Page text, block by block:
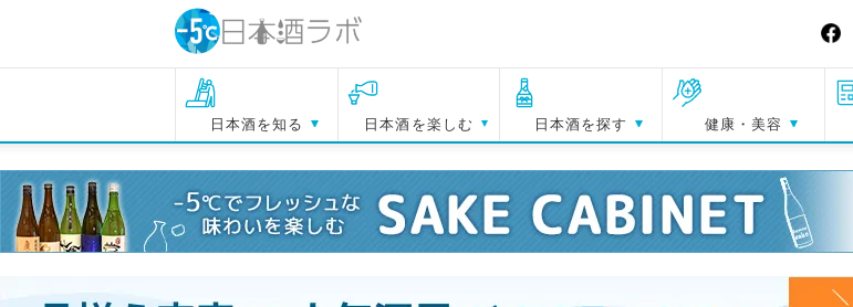
日本酒を知る 日本酒を楽しむ 日本酒を探す 健康・美容